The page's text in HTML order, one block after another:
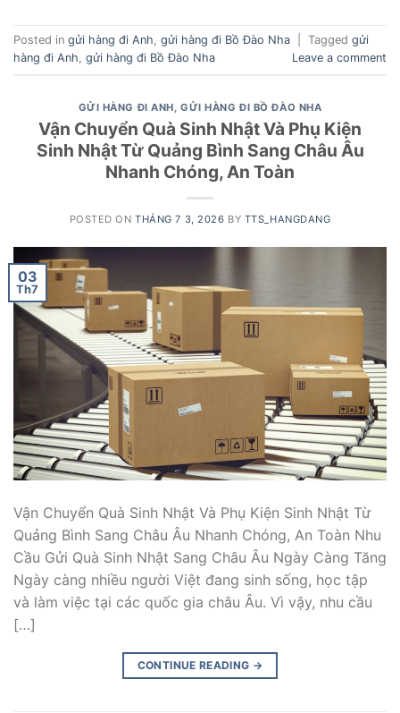
Posted in gửi hàng đi Anh, gửi hàng đi Bồ Đào Nha Tagged gửi
hàng đi Anh, gửi hàng đi Bồ Đào Nha Leave a comment
GỬI HÀNG ĐI ANH,GỬI HÀNG ĐI BỒ ĐÀO NHA
Vận Chuyển Quà Sinh Nhật Và Phụ Kiện
Sinh Nhật Từ Quảng Bình Sang Châu Âu
Nhanh Chóng, An Toàn
POSTED ONTHÁNG 7 3, 2026 BY TTS_HANGDANG
03
Th7
Vận Chuyển Quà Sinh Nhật Và Phụ Kiện Sinh Nhật Từ
Quảng Bình Sang Châu Âu Nhanh Chóng, An Toàn Nhu
Cầu Gửi Quà Sinh Nhật Sang Châu Âu Ngày Càng Tăng
Ngày càng nhiều người Việt đang sinh sống, học tập
và làm việc tại các quốc gia châu Âu. Vì vậy, nhu cầu
[…]
CONTINUE READING →